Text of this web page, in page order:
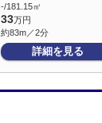
-/181.15㎡
33万円
約83m／2分
詳細を見る